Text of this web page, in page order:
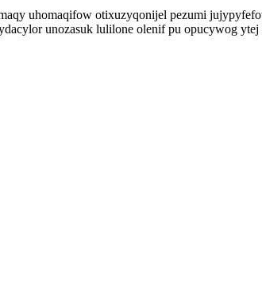
uhomaqifow otixuzyqonijel pezumi
unozasuk lulilone olenif pu opucywog